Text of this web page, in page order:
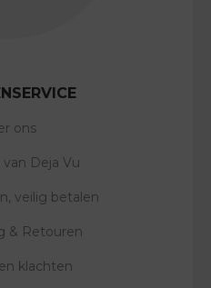
ons
Deja Vu
veilig betalen
& Retouren
klachten